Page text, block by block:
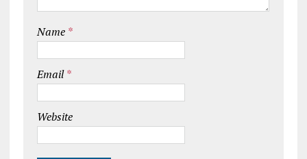
Name *
Email*
Website